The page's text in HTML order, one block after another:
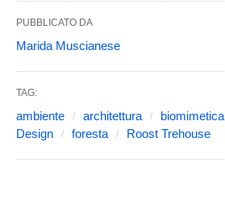
PUBBLICATO DA
Marida Muscianese
TAG:
ambiente architettura biomimetica
Design
foresta Roost Trehouse